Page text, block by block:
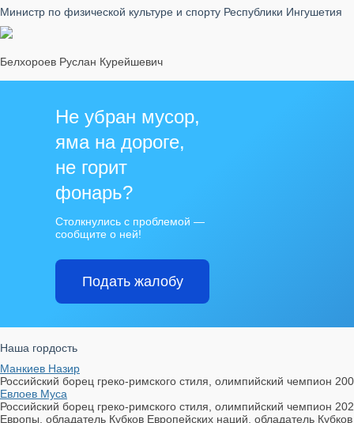
Министр по физической культуре и спорту Республики Ингушетия
Белхороев Руслан Курейшевич
Не убран мусор,
яма на дороге,
не горит
фонарь?
Столкнулись с проблемой —
сообщите о ней!
Подать жалобу
Наша гордость
Манкиев Назир
Российский борец греко-римского стиля, олимпийский чемпион
Евлоев Муса
Российский борец греко-римского стиля, олимпийский чемпион
Европы, обладатель Кубков Европейских наций, обладатель